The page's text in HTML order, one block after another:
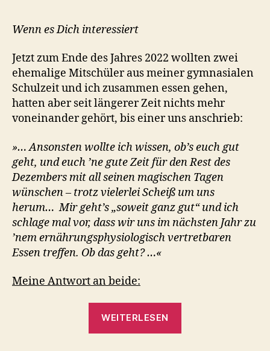
Freunden
und
Verwandten
Wenn es Dich interessiert
Jetzt zum Ende des Jahres 2022 wollten zwei
ehemalige Mitschüler aus meiner gymnasialen
Schulzeit und ich zusammen essen gehen,
hatten aber seit längerer Zeit nichts mehr
voneinander gehört, bis einer uns anschrieb:
»… Ansonsten wollte ich wissen, ob’s euch gut
geht, und euch ’ne gute Zeit für den Rest des
Dezembers mit all seinen magischen Tagen
wünschen – trotz vielerlei Scheiß um uns
herum… Mir geht’s „soweit ganz gut“ und ich
schlage mal vor, dass wir uns im nächsten Jahr zu
’nem ernährungsphysiologisch vertretbaren
Essen treffen. Ob das geht? …«
Meine Antwort an beide:
WEITERLESEN